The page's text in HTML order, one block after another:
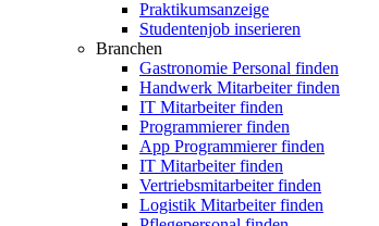
Praktikumsanzeige
Studentenjob inserieren
Branchen
Gastronomie Personal finden
Handwerk Mitarbeiter finden
IT Mitarbeiter finden
Programmierer finden
App Programmierer finden
IT Mitarbeiter finden
Vertriebsmitarbeiter finden
Logistik Mitarbeiter finden